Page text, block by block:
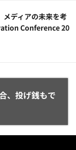
メディアの未来を考
Conference 20
、投げ銭もで